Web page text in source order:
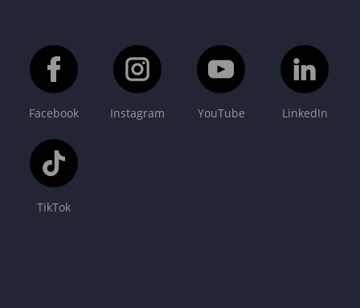
Facebook Instagram YouTube LinkedIn
TikTok